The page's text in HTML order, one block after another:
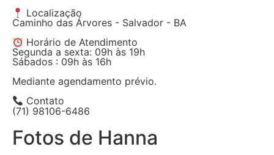
Localização
Caminho das Árvores - Salvador - BA
Horário de Atendimento
Segunda a sexta: 09h às 19h
Sábados : 09h às 16h
Mediante agendamento prévio.
Contato
(71) 98106-6486
Fotos de Hanna